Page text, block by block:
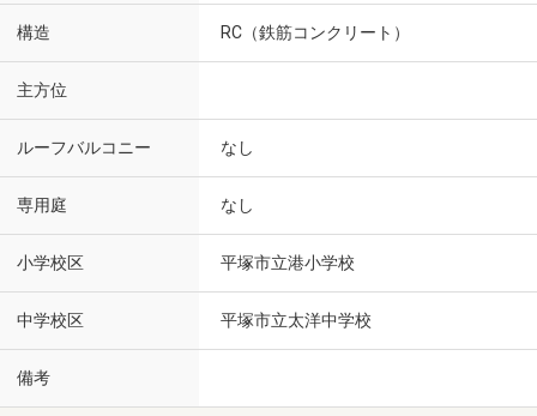
構造 RC（鉄筋コンクリート）
主方位
ルーフバルコニー なし
専用庭 なし
小学校区 平塚市立港小学校
中学校区 平塚市立太洋中学校
備考